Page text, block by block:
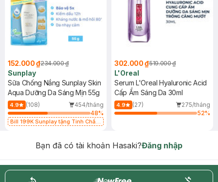
152.000 ₫234.000 ₫
Sunplay
Sữa Chống Nắng Sunplay Skin
Aqua Dưỡng Da Sáng Mịn 55g
4.9 (108)
454/tháng
48%
Bill 199K Sunplay tặng Tinh Chất
302.000 ₫519.000 ₫
L'Oreal
Serum L'Oreal Hyaluronic Acid
Cấp Ẩm Sáng Da 30ml
4.9 (27)
275/tháng
52%
Bạn đã có tài khoản Hasaki?Đăng nhập